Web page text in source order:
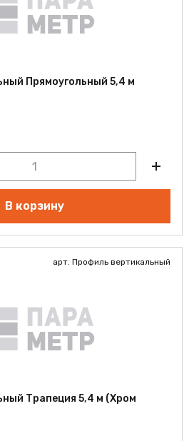
Прямоугольный 5,4 м
В корзину
арт. Профиль вертикальный
Трапеция 5,4 м (Хром